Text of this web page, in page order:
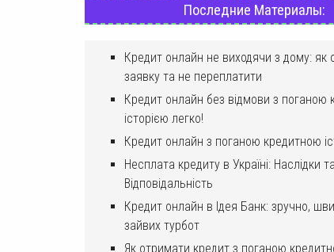
Последние Материалы:
Кредит онлайн не виходячи з дому: як
заявку та не переплатити
Кредит онлайн без відмови з поганою
історією легко!
Кредит онлайн з поганою кредитною
Несплата кредиту в Україні: Наслідки та
Відповідальність
Кредит онлайн в Ідея Банк: зручно,
зайвих турбот
Як отримати кредит з поганою